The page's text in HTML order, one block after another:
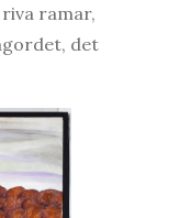
ramar,
det